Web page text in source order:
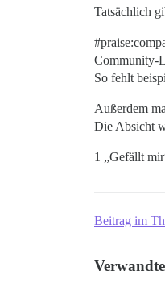
Tatsächlich
Community-
So fehlt
Außerdem
Die Absicht
1 „Gefällt
Beitrag im